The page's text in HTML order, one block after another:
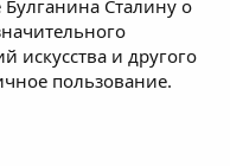
Сталину о
искусства и другого
пользование.